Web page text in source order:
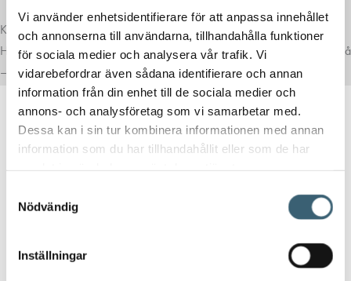
Vi använder enhetsidentifierare för att anpassa innehållet
och annonserna till användarna, tillhandahålla funktioner
för sociala medier och analysera vår trafik. Vi
vidarebefordrar även sådana identifierare och annan
information från din enhet till de sociala medier och
annons- och analysföretag som vi samarbetar med.
Dessa kan i sin tur kombinera informationen med annan
information som du har tillhandahållit eller som de har
Nödvändig
Inställningar
Komplettera med rätt tillval
Här har vi samlat produkter som ofta passar bra ihop med det du tittar på
– för en mer komplett lösning.
1 350kr